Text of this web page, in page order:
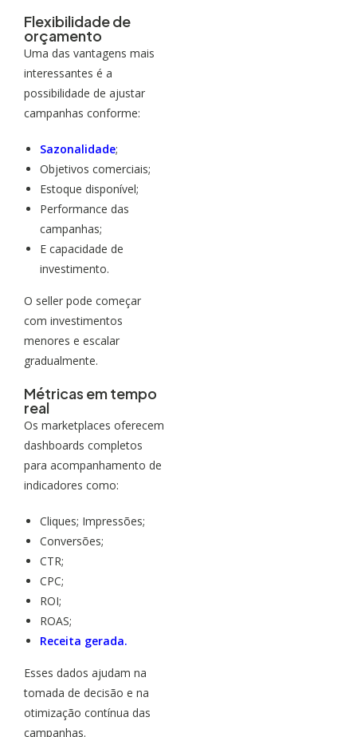
Flexibilidade de
orçamento
Uma das vantagens mais
interessantes é a
possibilidade de ajustar
campanhas conforme:
Sazonalidade;
Objetivos comerciais;
Estoque disponível;
Performance das
campanhas;
E capacidade de
investimento.
O seller pode começar
com investimentos
menores e escalar
gradualmente.
Métricas em tempo
real
Os marketplaces oferecem
dashboards completos
para acompanhamento de
indicadores como:
Cliques; Impressões;
Conversões;
CTR;
CPC;
ROI;
ROAS;
Receita gerada.
Esses dados ajudam na
tomada de decisão e na
otimização contínua das
campanhas.